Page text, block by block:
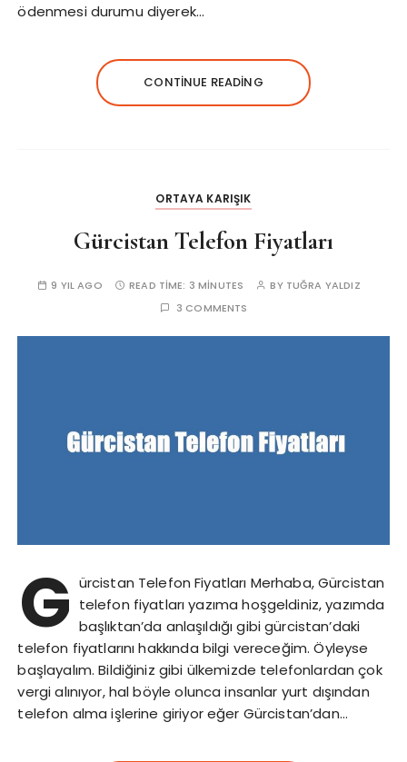
ödenmesi durumu diyerek…
CONTINUE READING
ORTAYA KARIŞIK
Gürcistan Telefon Fiyatları
9 YIL AGO READ TIME: 3 MINUTES BY TUĞRA YALDIZ
3 COMMENTS
G ürcistan Telefon Fiyatları Merhaba, Gürcistan
telefon fiyatları yazıma hoşgeldiniz, yazımda
başlıktan’da anlaşıldığı gibi gürcistan’daki
telefon fiyatlarını hakkında bilgi vereceğim. Öyleyse
başlayalım. Bildiğiniz gibi ülkemizde telefonlardan çok
vergi alınıyor, hal böyle olunca insanlar yurt dışından
telefon alma işlerine giriyor eğer Gürcistan’dan…